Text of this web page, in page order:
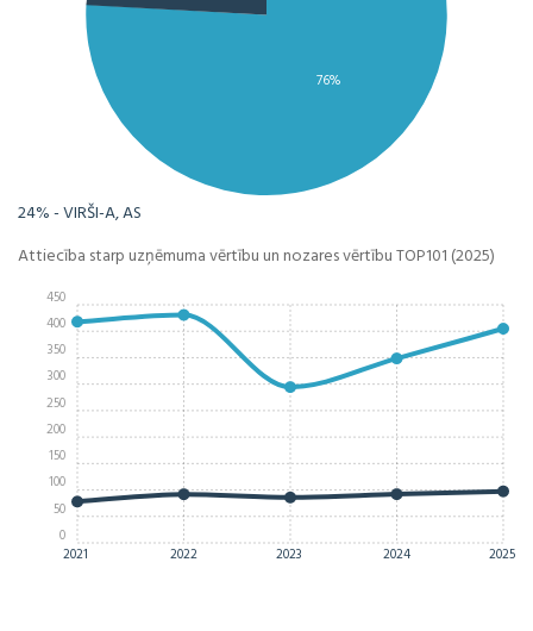
76%
24% - VIRŠI-A, AS
Attiecība starp uzņēmuma vērtību un nozares vērtību TOP101 (2025)
2021 2022 2023 2024 2025
0
50
100
150
200
250
300
350
400
450